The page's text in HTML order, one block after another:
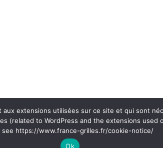
extensions utilisées sur ce site et qui sont
to WordPress and the extensions
see https://www.france-grilles.fr/cookie-notice/
Ok